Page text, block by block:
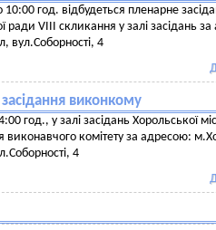
год. відбудеться пленарне
ради VIII скликання у залі засідань
вул.Соборності, 4
виконкому
год., у залі засідань Хорольської
виконавчого комітету за адресою:
4